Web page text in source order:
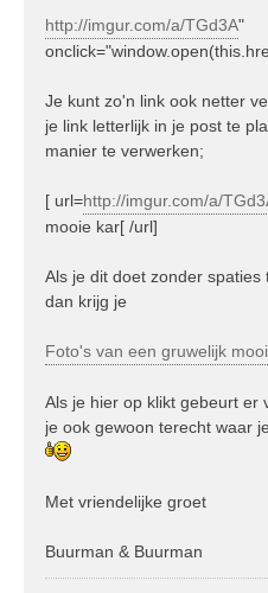
http://imgur.com/a/TGd3A"
Je kunt zo'n link ook netter
je link letterlijk in je post te
manier te verwerken;
[ url=http://imgur.com/a/
mooie kar[ /url]
Als je dit doet zonder spaties
dan krijg je
Foto's van een gruwelijk
Als je hier op klikt gebeurt er
je ook gewoon terecht waar
Met vriendelijke groet
Buurman & Buurman